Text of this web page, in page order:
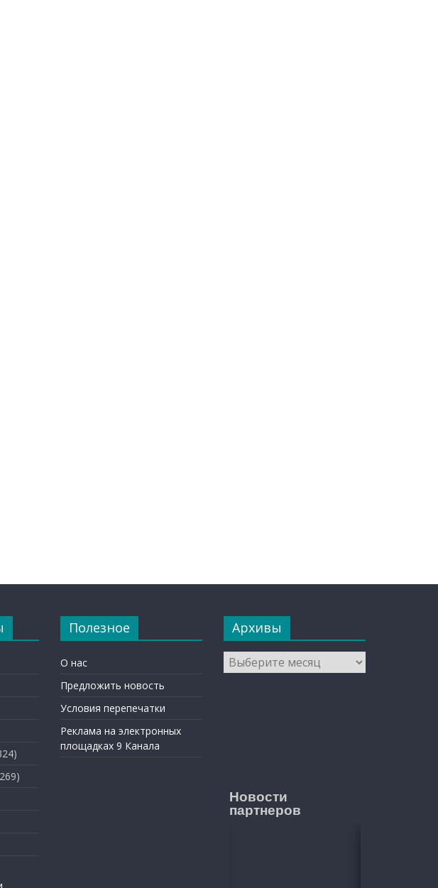
Полезное
О нас
Предложить новость
Условия перепечатки
Реклама на электронных
площадках 9 Канала
Архивы
Архивы
Новости
партнеров